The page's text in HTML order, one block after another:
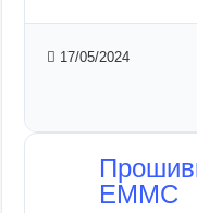
17/05/2024
EMMC